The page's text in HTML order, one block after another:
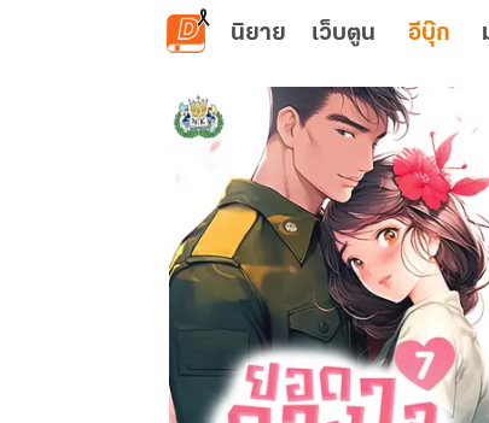
ข้ามไปยังเนื้อหาหลัก
นิยาย เว็บตูน อีบุ๊ก